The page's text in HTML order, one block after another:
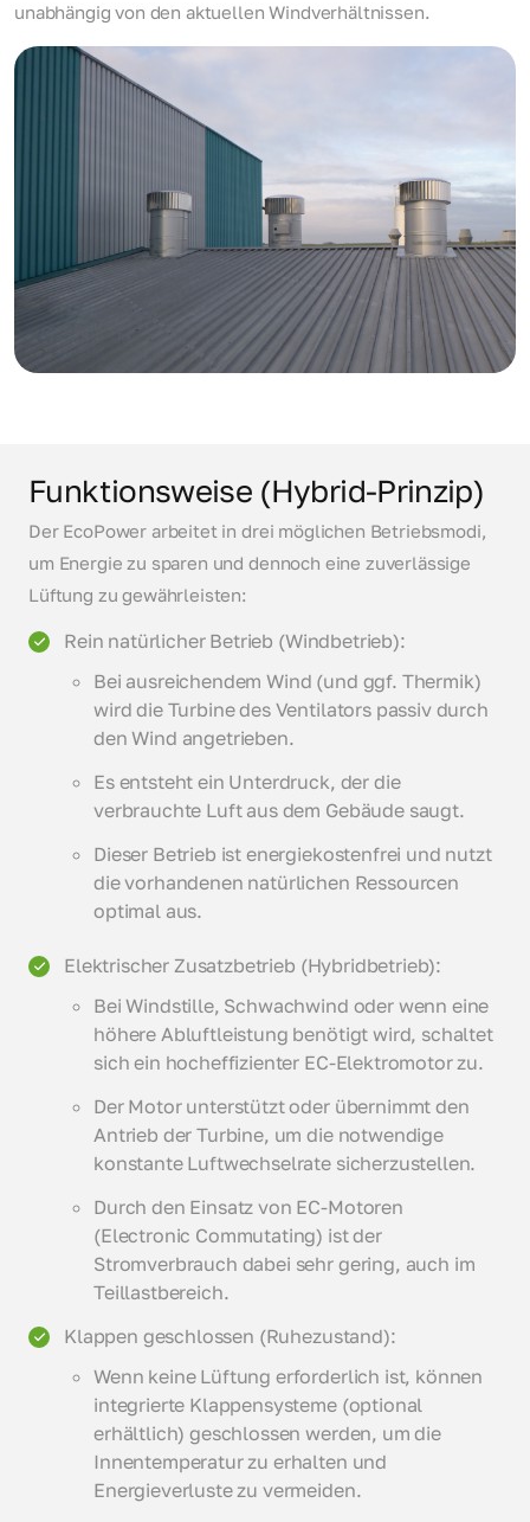
unabhängig von den aktuellen Windverhältnissen.
Funktionsweise (Hybrid-Prinzip)
Der EcoPower arbeitet in drei möglichen Betriebsmodi,
um Energie zu sparen und dennoch eine zuverlässige
Lüftung zu gewährleisten:
Rein natürlicher Betrieb (Windbetrieb):
Bei ausreichendem Wind (und ggf. Thermik)
wird die Turbine des Ventilators passiv durch
den Wind angetrieben.
Es entsteht ein Unterdruck, der die
verbrauchte Luft aus dem Gebäude saugt.
Dieser Betrieb ist energiekostenfrei und nutzt
die vorhandenen natürlichen Ressourcen
optimal aus.
Elektrischer Zusatzbetrieb (Hybridbetrieb):
Bei Windstille, Schwachwind oder wenn eine
höhere Abluftleistung benötigt wird, schaltet
sich ein hocheffizienter EC-Elektromotor zu.
Der Motor unterstützt oder übernimmt den
Antrieb der Turbine, um die notwendige
konstante Luftwechselrate sicherzustellen.
Durch den Einsatz von EC-Motoren
(Electronic Commutating) ist der
Stromverbrauch dabei sehr gering, auch im
Teillastbereich.
Klappen geschlossen (Ruhezustand):
Wenn keine Lüftung erforderlich ist, können
integrierte Klappensysteme (optional
erhältlich) geschlossen werden, um die
Innentemperatur zu erhalten und
Energieverluste zu vermeiden.